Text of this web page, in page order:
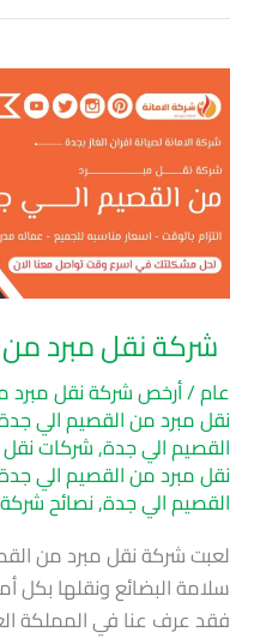
شركة نقل مبرد
عام/أرخص شركة نقل مبرد
نقل مبرد من القصيم الي
القصيم الي جدة,شركات
نقل مبرد من القصيم الي
القصيم الي جدة,نصائح
لعبت شركة نقل مبرد من
سلامة البضائع ونقلها بكل
فقد عرف عنا في المملكة
شركة
نقل
مبرد
من
القصيم
الي
جدة